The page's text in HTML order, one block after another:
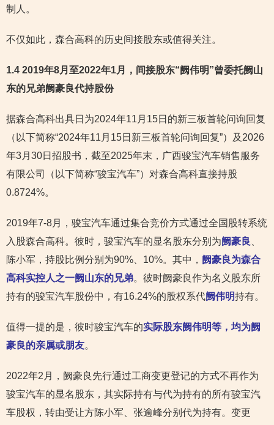
制人。
不仅如此，森合高科的历史间接股东或值得关注。
1.4 2019年8月至2022年1月，间接股东“阙伟明”曾委托阙山
东的兄弟阙豪良代持股份
据森合高科出具日为2024年11月15日的新三板首轮问询回复
（以下简称“2024年11月15日新三板首轮问询回复”）及2026
年3月30日招股书，截至2025年末，广西骏宝汽车销售服务
有限公司（以下简称“骏宝汽车”）对森合高科直接持股
0.8724%。
2019年7-8月，骏宝汽车通过集合竞价方式通过全国股转系统
入股森合高科。彼时，骏宝汽车的显名股东分别为阙豪良
陈小军，持股比例分别为90%、10%。其中， 阙豪良为森合
高科实控人之一阙山东的兄弟。彼时阙豪良作为名义股东所
持有的骏宝汽车股份中，有16.24%的股权系代阙伟明持有。
值得一提的是，彼时骏宝汽车的实际股东阙伟明等，均为阙
豪良的亲属或朋友。
2022年2月，阙豪良先行通过工商变更登记的方式不再作为
骏宝汽车的显名股东，其实际持有与代为持有的所有骏宝汽
车股权，转由受让方陈小军、张逾峰分别代为持有。变更